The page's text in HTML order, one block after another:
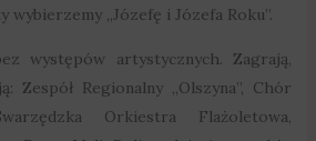
wybierzemy „Józefę i Józefa Roku”.
występów artystycznych. Zagrają,
Zespół Regionalny „Olszyna”, Chór
Orkiestra Flażoletowa,